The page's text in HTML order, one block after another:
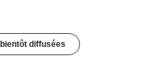
diffusées